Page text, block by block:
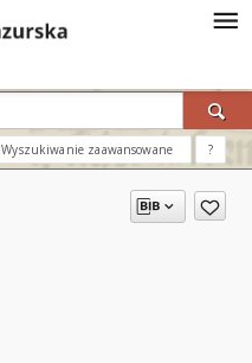
Wyszukiwanie zaawansowane ?